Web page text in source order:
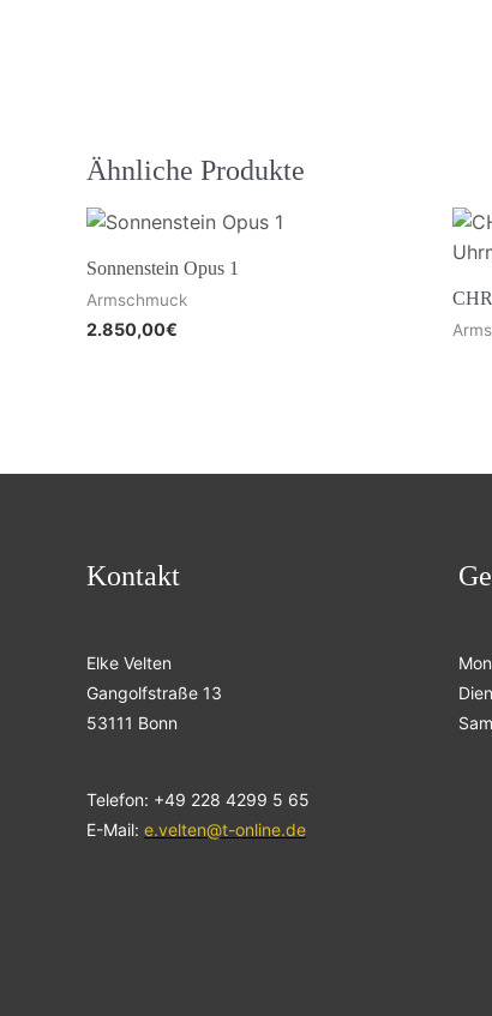
Ähnliche Produkte
Sonnenstein Opus 1
Armschmuck
2.850,00€
Kontakt
Elke Velten
Gangolfstraße 13
53111 Bonn
Telefon: +49 228 4299 5 65
E-Mail: e.velten@t-online.de